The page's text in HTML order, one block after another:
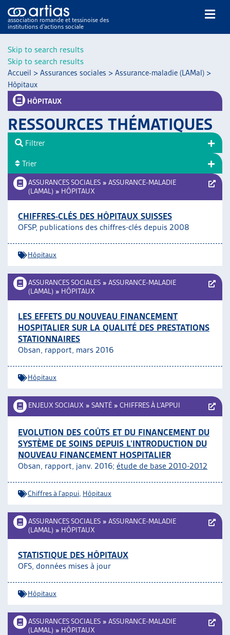
Skip to search results
Skip to search results
association romande et tessinoise des
institutions d’actions sociale
NOS PUBLICATIONS
ARTICLES
VEILLE
RESSOURCES
THÉMATIQUES
GUIDE SOCIAL ROMAND
AUTRES
L’ASSOCIATION
JOURNÉES D’AUTOMNE
Accueil > Assurances sociales > Assurance-maladie (LAMal) >
Hôpitaux
HÔPITAUX
RESSOURCES THÉMATIQUES
ASSURANCES SOCIALES » ASSURANCE-MALADIE
(LAMAL) » HÔPITAUX
CHIFFRES-CLÉS DES HÔPITAUX SUISSES
OFSP, publications des chiffres-clés depuis 2008
Hôpitaux
ASSURANCES SOCIALES » ASSURANCE-MALADIE
(LAMAL) » HÔPITAUX
LES EFFETS DU NOUVEAU FINANCEMENT
HOSPITALIER SUR LA QUALITÉ DES PRESTATIONS
STATIONNAIRES
Obsan, rapport, mars 2016
Hôpitaux
ENJEUX SOCIAUX » SANTÉ » CHIFFRES À L’APPUI
EVOLUTION DES COÛTS ET DU FINANCEMENT DU
SYSTÈME DE SOINS DEPUIS L’INTRODUCTION DU
NOUVEAU FINANCEMENT HOSPITALIER
Obsan, rapport, janv. 2016; étude de base 2010-2012
Chiffres à l'appui Hôpitaux
ASSURANCES SOCIALES » ASSURANCE-MALADIE
(LAMAL) » HÔPITAUX
STATISTIQUE DES HÔPITAUX
OFS, données mises à jour
Hôpitaux
ASSURANCES SOCIALES » ASSURANCE-MALADIE
(LAMAL) » HÔPITAUX
Filtrer
Trier